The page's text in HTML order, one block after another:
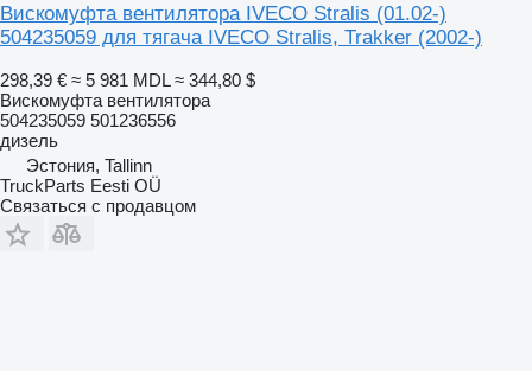
Вискомуфта вентилятора IVECO Stralis (01.02-)
504235059 для тягача IVECO Stralis, Trakker (2002-)
298,39 € ≈ 5 981 MDL ≈ 344,80 $
Вискомуфта вентилятора
504235059 501236556
дизель
Эстония, Tallinn
TruckParts Eesti OÜ
Связаться с продавцом